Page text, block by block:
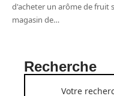
d'acheter un arôme de fruit
magasin de…
Recherche